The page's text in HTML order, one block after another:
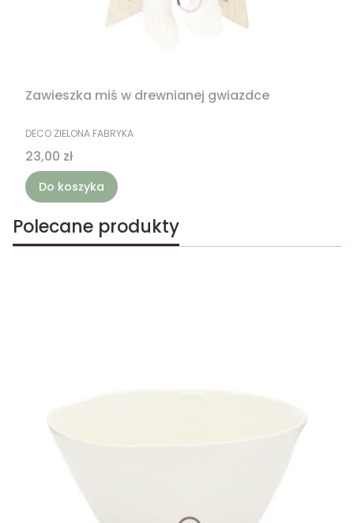
Zawieszka miś w drewnianej gwiazdce
PRODUCENT
DECO ZIELONA FABRYKA
Cena
23,00 zł
Do koszyka
Polecane produkty